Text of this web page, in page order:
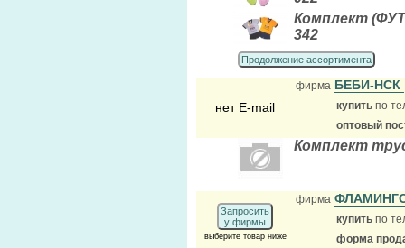
Комплект
342
Продолжение ассортимента
нет E-mail
фирма БЕБИ-НСК
купить по
оптовый
Комплект
Запросить
у фирмы
выберите товар ниже
фирма
купить по
форма